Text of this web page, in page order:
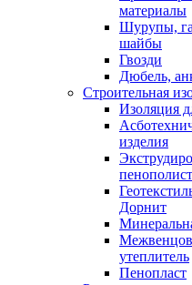
материалы
Шурупы,
шайбы
Гвозди
Дюбель,
Строительная
Изоляция
изделия
Дорнит
утеплитель
Пенопласт